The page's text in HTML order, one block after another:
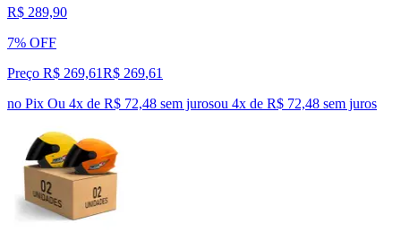
R$ 289,90
7% OFF
Preço R$ 269,61R$ 269,61
no Pix Ou 4x de R$ 72,48 sem jurosou 4x de R$ 72,48 sem juros